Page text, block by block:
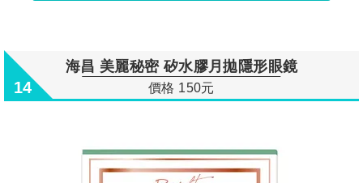
14
海昌 美麗秘密 矽水膠月拋隱形眼鏡
價格 150元